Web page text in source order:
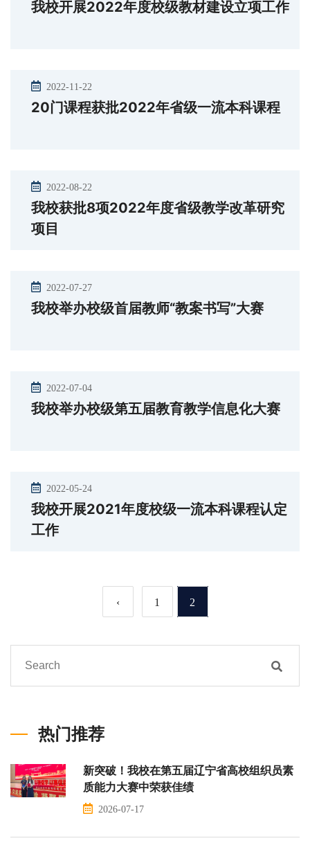
我校开展2022年度校级教材建设立项工作
2022-11-22
20门课程获批2022年省级一流本科课程
2022-08-22
我校获批8项2022年度省级教学改革研究
项目
2022-07-27
我校举办校级首届教师“教案书写”大赛
2022-07-04
我校举办校级第五届教育教学信息化大赛
2022-05-24
我校开展2021年度校级一流本科课程认定
工作
‹ 1 2
热门推荐
新突破！我校在第五届辽宁省高校组织员素
质能力大赛中荣获佳绩
2026-07-17